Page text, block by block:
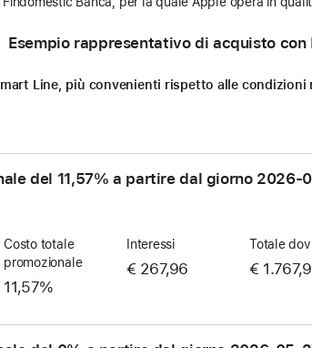
Esempio rappresentativo di acquisto con
Line, più convenienti rispetto alle condizioni
del 11,57% a partire dal giorno 2026-
Costo totale
promozionale
11,57%
Interessi
€ 267,96
Totale
€